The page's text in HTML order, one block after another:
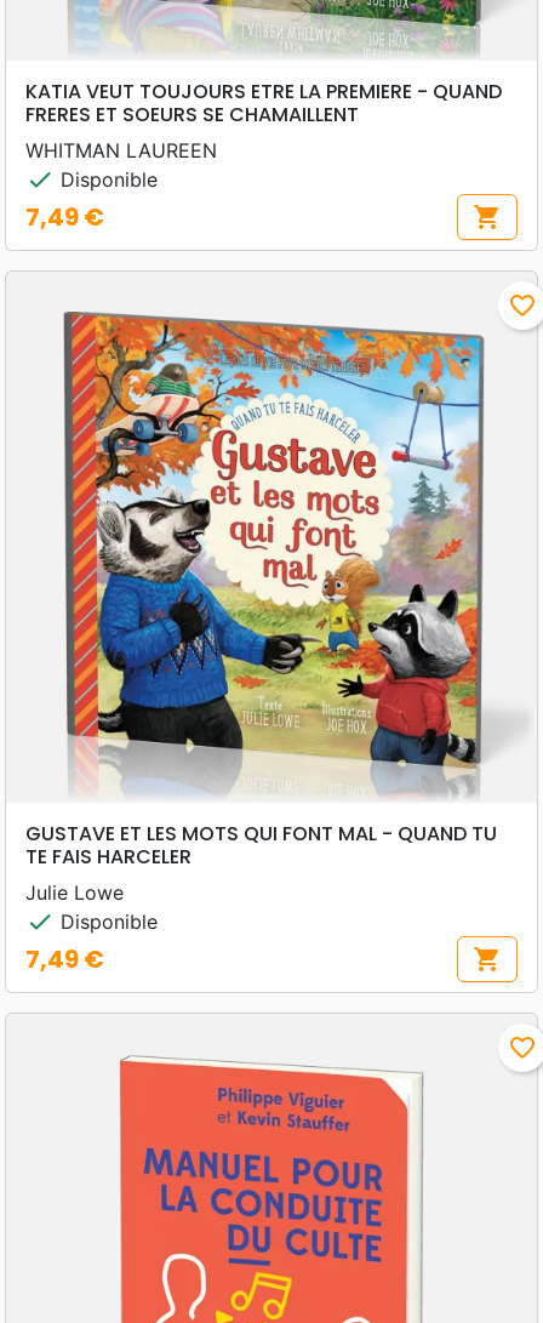
KATIA VEUT TOUJOURS ETRE LA PREMIERE - QUAND
FRERES ET SOEURS SE CHAMAILLENT
WHITMAN LAUREEN
check Disponible
Prix
7,49 € shopping_cart
favorite_border
GUSTAVE ET LES MOTS QUI FONT MAL - QUAND TU
TE FAIS HARCELER
Julie Lowe
check Disponible
Prix
7,49 € shopping_cart
favorite_border